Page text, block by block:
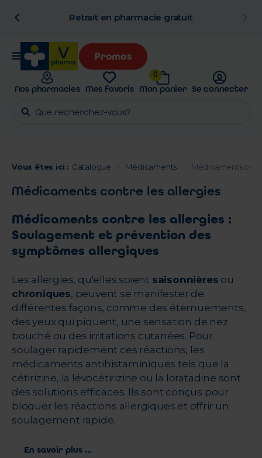
Retrait en pharmacie gratuit
Promos
Nos pharmacies Mes favoris
0
Mon panier Se connecter
Vous êtes ici : Catalogue Médicaments Médicaments
Médicaments contre les allergies
Médicaments contre les allergies :
Soulagement et prévention des
symptômes allergiques
Les allergies, qu'elles soient saisonnières ou
chroniques, peuvent se manifester de
différentes façons, comme des éternuements,
des yeux qui piquent, une sensation de nez
bouché ou des irritations cutanées. Pour
soulager rapidement ces réactions, les
médicaments antihistaminiques tels que la
cétirizine, la lévocétirizine ou la loratadine sont
des solutions efficaces. Ils sont conçus pour
bloquer les réactions allergiques et offrir un
soulagement rapide.
En savoir plus ...